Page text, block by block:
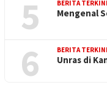
5 BERITA TERKINI
Mengenal
6 BERITA TERKINI
Unras di